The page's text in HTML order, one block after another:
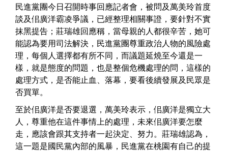
民進黨團今日召開時事回應記者會，被問及萬美玲首度
談及佀廣洋霸凌爭議，已經整理相關事證，要針對不實
抹黑提告；莊瑞雄回應稱，當母親的人都很辛苦，她可
能認為要用司法解決，民進黨團尊重政治人物的風險處
理，每個人選擇都有所不同，而議題延燒至今還是一
樣，就是態度的問題，也是整個危機處理的問，這樣的
處理方式，是否能止血、落幕，要看後續發展及民眾是
否買單。
至於佀廣洋是否要退選，萬美玲表示，佀廣洋是獨立大
人，尊重他在這件事情上的處理，未來佀廣洋要怎麼
走，應該會跟其支持者一起決定、努力。莊瑞雄認為，
這一題是國民黨內部的風暴，民進黨在桃園有自己的提